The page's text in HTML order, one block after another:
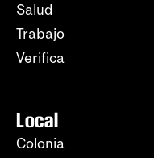
Salud
Trabajo
Verifica
Local
Colonia